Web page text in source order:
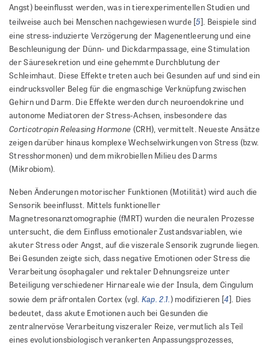
Angst) beeinflusst werden, was in tierexperimentellen Studien und
teilweise auch bei Menschen nachgewiesen wurde [5]. Beispiele sind
eine stress-induzierte Verzögerung der Magenentleerung und eine
Beschleunigung der Dünn- und Dickdarmpassage, eine Stimulation
der Säuresekretion und eine gehemmte Durchblutung der
Schleimhaut. Diese Effekte treten auch bei Gesunden auf und sind ein
eindrucksvoller Beleg für die engmaschige Verknüpfung zwischen
Gehirn und Darm. Die Effekte werden durch neuroendokrine und
autonome Mediatoren der Stress-Achsen, insbesondere das
Corticotropin Releasing Hormone (CRH), vermittelt. Neueste Ansätze
zeigen darüber hinaus komplexe Wechselwirkungen von Stress (bzw.
Stresshormonen) und dem mikrobiellen Milieu des Darms
(Mikrobiom).
Neben Änderungen motorischer Funktionen (Motilität) wird auch die
Sensorik beeinflusst. Mittels funktioneller
Magnetresonanztomographie (fMRT) wurden die neuralen Prozesse
untersucht, die dem Einfluss emotionaler Zustandsvariablen, wie
akuter Stress oder Angst, auf die viszerale Sensorik zugrunde liegen.
Bei Gesunden zeigte sich, dass negative Emotionen oder Stress die
Verarbeitung ösophagaler und rektaler Dehnungsreize unter
Beteiligung verschiedener Hirnareale wie der Insula, dem Cingulum
sowie dem präfrontalen Cortex (vgl. Kap. 2.1. ) modifizieren [4]. Dies
bedeutet, dass akute Emotionen auch bei Gesunden die
zentralnervöse Verarbeitung viszeraler Reize, vermutlich als Teil
eines evolutionsbiologisch verankerten Anpassungsprozesses,